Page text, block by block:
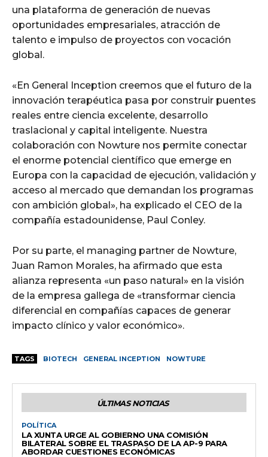
una plataforma de generación de nuevas
oportunidades empresariales, atracción de
talento e impulso de proyectos con vocación
global.
«En General Inception creemos que el futuro de la
innovación terapéutica pasa por construir puentes
reales entre ciencia excelente, desarrollo
traslacional y capital inteligente. Nuestra
colaboración con Nowture nos permite conectar
el enorme potencial científico que emerge en
Europa con la capacidad de ejecución, validación y
acceso al mercado que demandan los programas
con ambición global», ha explicado el CEO de la
compañía estadounidense, Paul Conley.
Por su parte, el managing partner de Nowture,
Juan Ramon Morales, ha afirmado que esta
alianza representa «un paso natural» en la visión
de la empresa gallega de «transformar ciencia
diferencial en compañías capaces de generar
impacto clínico y valor económico».
TAGS BIOTECH GENERAL INCEPTION NOWTURE
ÚLTIMAS NOTICIAS
POLÍTICA
LA XUNTA URGE AL GOBIERNO UNA COMISIÓN
BILATERAL SOBRE EL TRASPASO DE LA AP-9 PARA
ABORDAR CUESTIONES ECONÓMICAS